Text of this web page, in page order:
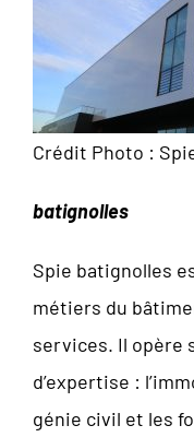
Crédit Photo :
batignolles
Spie batignolles
métiers du
services. Il opère
d’expertise :
génie civil et les